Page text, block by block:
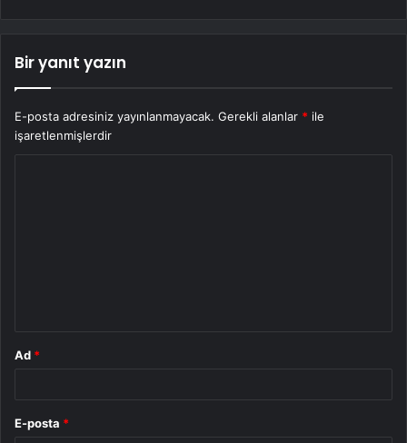
Bir yanıt yazın
E-posta adresiniz yayınlanmayacak. Gerekli alanlar * ile
işaretlenmişlerdir
Ad *
E-posta *